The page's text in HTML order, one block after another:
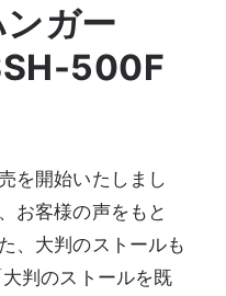
ガー
500F
を開始いたしまし
お客様の声をもと
、大判のストールも
判のストールを既